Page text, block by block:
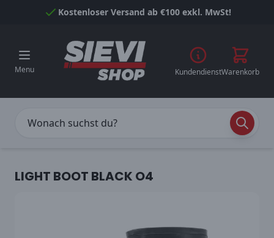
Skip to ContentKostenloser Versand ab €100 exkl. MwSt!
Menu KundendienstWarenkorb
LIGHT BOOT BLACK O4